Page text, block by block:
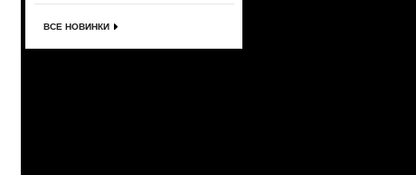
ВСЕ НОВИНКИ